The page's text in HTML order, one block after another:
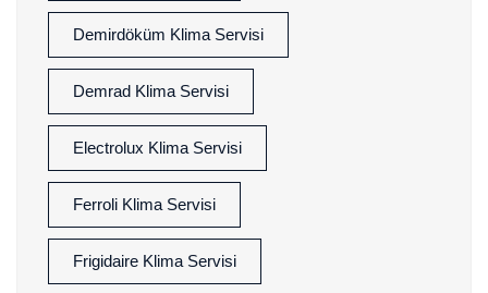
Demirdöküm Klima Servisi
Demrad Klima Servisi
Electrolux Klima Servisi
Ferroli Klima Servisi
Frigidaire Klima Servisi